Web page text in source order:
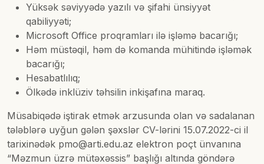
Yüksək səviyyədə yazılı və şifahi ünsiyyət
qabiliyyəti;
Microsoft Office proqramları ilə işləmə bacarığı;
Həm müstəqil, həm də komanda mühitində işləmək
bacarığı;
Hesabatlılıq;
Ölkədə inklüziv təhsilin inkişafına maraq.
Müsabiqədə iştirak etmək arzusunda olan və sadalanan
tələblərə uyğun gələn şəxslər CV-lərini 15.07.2022-ci il
tarixinədək pmo@arti.edu.az elektron poçt ünvanına
“Məzmun üzrə mütəxəssis” başlığı altında göndərə